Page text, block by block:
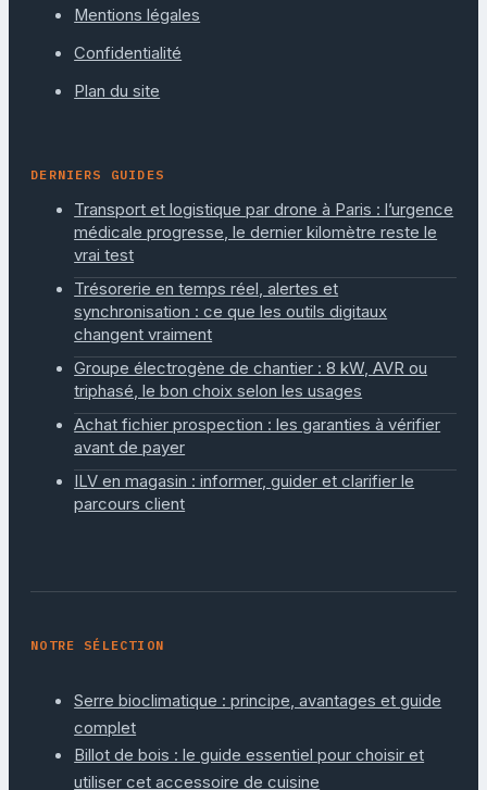
Mentions légales
Confidentialité
Plan du site
DERNIERS GUIDES
Transport et logistique par drone à Paris : l’urgence
médicale progresse, le dernier kilomètre reste le
vrai test
Trésorerie en temps réel, alertes et
synchronisation : ce que les outils digitaux
changent vraiment
Groupe électrogène de chantier : 8 kW, AVR ou
triphasé, le bon choix selon les usages
Achat fichier prospection : les garanties à vérifier
avant de payer
ILV en magasin : informer, guider et clarifier le
parcours client
NOTRE SÉLECTION
Serre bioclimatique : principe, avantages et guide
complet
Billot de bois : le guide essentiel pour choisir et
utiliser cet accessoire de cuisine